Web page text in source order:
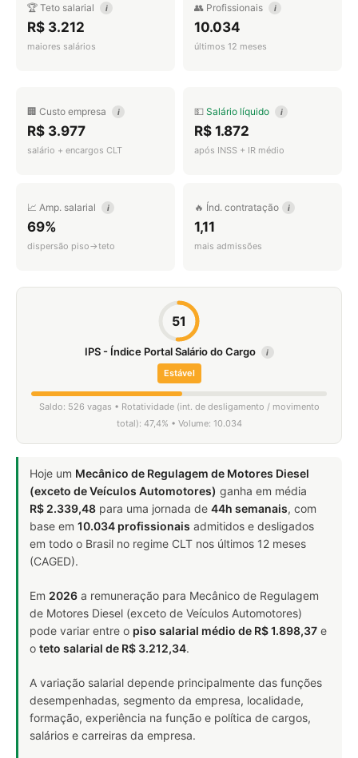
🏆 Teto salarial i
R$ 3.212
maiores salários
👥 Profissionais i
10.034
últimos 12 meses
🏢 Custo empresa i
R$ 3.977
salário + encargos CLT
💵 Salário líquido i
R$ 1.872
após INSS + IR médio
📈 Amp. salarial i
69%
dispersão piso→teto
🔥 Índ. contratação i
1,11
mais admissões
51
IPS - Índice Portal Salário do Cargo i
Estável
Saldo: 526 vagas • Rotatividade (int. de desligamento / movimento
total): 47,4% • Volume: 10.034
Hoje um Mecânico de Regulagem de Motores Diesel
(exceto de Veículos Automotores) ganha em média
R$ 2.339,48 para uma jornada de 44h semanais, com
base em 10.034 profissionais admitidos e desligados
em todo o Brasil no regime CLT nos últimos 12 meses
(CAGED).
Em 2026 a remuneração para Mecânico de Regulagem
de Motores Diesel (exceto de Veículos Automotores)
pode variar entre o piso salarial médio de R$ 1.898,37 e
o teto salarial de R$ 3.212,34.
A variação salarial depende principalmente das funções
desempenhadas, segmento da empresa, localidade,
formação, experiência na função e política de cargos,
salários e carreiras da empresa.